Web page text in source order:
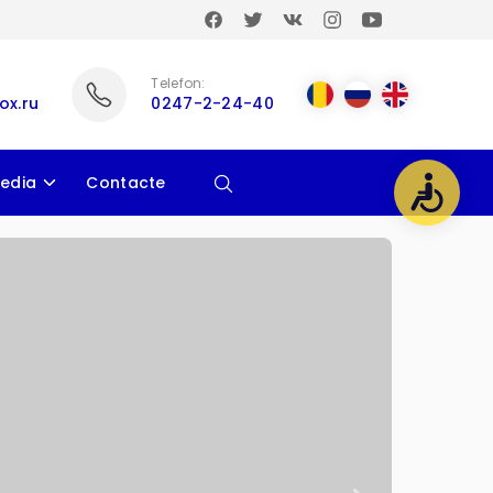
Telefon:
0247-2-24-40
Contacte